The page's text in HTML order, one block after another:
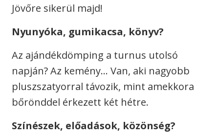
Jövőre sikerül majd!
Nyunyóka, gumikacsa, könyv?
Az ajándékdömping a turnus utolsó
napján? Az kemény… Van, aki nagyobb
pluszszatyorral távozik, mint amekkora
bőrönddel érkezett két hétre.
Színészek, előadások, közönség?